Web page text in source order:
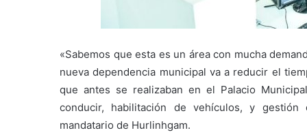
«Sabemos que esta es un área con mucha
nueva dependencia municipal va a reducir el
que antes se realizaban en el Palacio
conducir, habilitación de vehículos, y
mandatario de Hurlinhgam.